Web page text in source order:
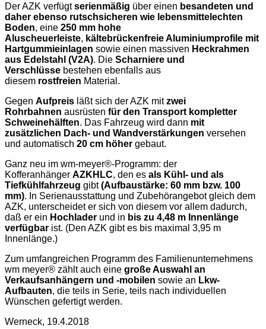
Der AZK verfügtserienmäßig über einen besandeten und
daher ebenso rutschsicheren wie lebensmittelechten
Boden, eine 250 mm hohe
Aluscheuerleiste, kältebrückenfreie Aluminiumprofile mit
Hartgummieinlagen sowie einen massiven Heckrahmen
aus Edelstahl (V2A). Die Scharniere und
Verschlüsse bestehen ebenfalls aus
diesem rostfreien Material.
Gegen Aufpreis läßt sich der AZK mitzwei
Rohrbahnen ausrüsten für den Transport kompletter
Schweinehälften. Das Fahrzeug wird dann mit
zusätzlichen Dach- und Wandverstärkungen versehen
und automatisch 20 cm höher gebaut.
Ganz neu im wm-meyer®-Programm: der
Kofferanhänger AZKHLC, den es als Kühl- und als
Tiefkühlfahrzeug gibt(Aufbaustärke: 60 mm bzw. 100
mm). In Serienausstattung und Zubehörangebot gleich dem
AZK, unterscheidet er sich von diesem vor allem dadurch,
daß er ein Hochlader und in bis zu 4,48 m Innenlänge
verfügbar ist. (Den AZK gibt es bis maximal 3,95 m
Innenlänge.)
Zum umfangreichen Programm des Familienunternehmens
wm meyer® zählt auch eine große Auswahl an
Verkaufsanhängern und -mobilen sowie an Lkw-
Aufbauten, die teils in Serie, teils nach individuellen
Wünschen gefertigt werden.
Werneck, 19.4.2018